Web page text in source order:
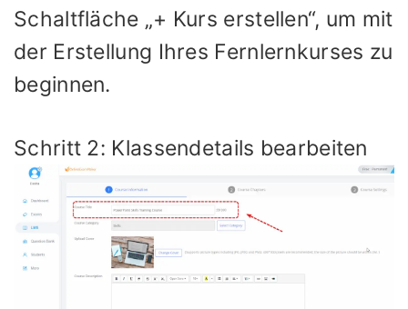
Schaltfläche „+ Kurs erstellen“, um mit
der Erstellung Ihres Fernlernkurses zu
beginnen.
Schritt 2: Klassendetails bearbeiten